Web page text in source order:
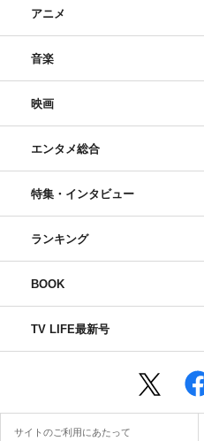
アニメ
音楽
映画
エンタメ総合
特集・インタビュー
ランキング
BOOK
TV LIFE最新号
サイトのご利用にあたって